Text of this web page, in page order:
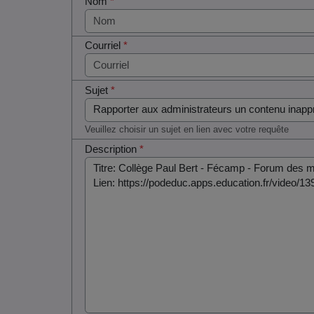
Courriel*
Sujet*
Veuillez choisir un sujet en lien avec votre requête
Description*